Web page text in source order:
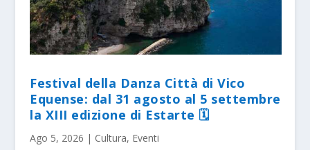
Festival della Danza Città di Vico
Equense: dal 31 agosto al 5 settembre
la XIII edizione di Estarte 🗓
Ago 5, 2026 | Cultura, Eventi